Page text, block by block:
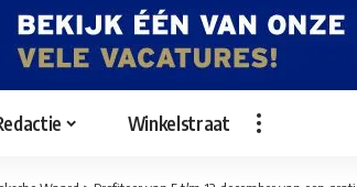
Winkelstraat